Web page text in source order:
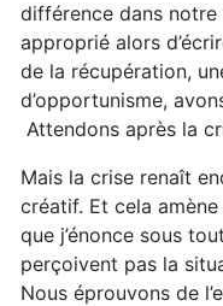
différence dans
approprié alors
de la récupération,
d’opportunisme,
Attendons après la
Mais la crise renaît
créatif. Et cela
que j’énonce sous
perçoivent pas la
Nous éprouvons de